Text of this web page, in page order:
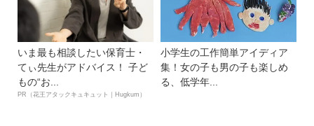
いま最も相談したい保育士・
てぃ先生がアドバイス！ 子ど
もの“お...
PR（花王アタックキュキュット｜Hugkum）
小学生の工作簡単アイディア
集！女の子も男の子も楽しめ
る、低学年...